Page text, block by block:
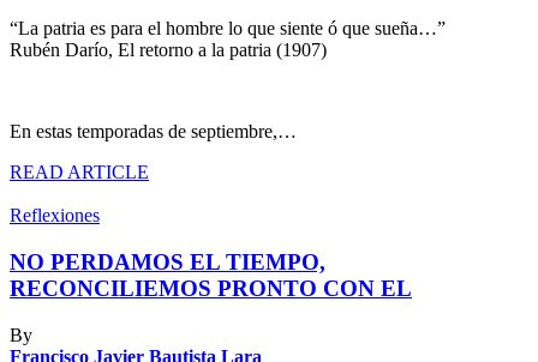
“La patria es para el hombre lo que siente ó que sueña…”
Rubén Darío, El retorno a la patria (1907)
En estas temporadas de septiembre,…
READ ARTICLE
Reflexiones
NO PERDAMOS EL TIEMPO,
RECONCILIEMOS PRONTO CON EL
By
Francisco Javier Bautista Lara